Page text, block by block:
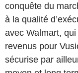
conquête du
à la qualité
avec Walmart,
revenus pour
sécurise par